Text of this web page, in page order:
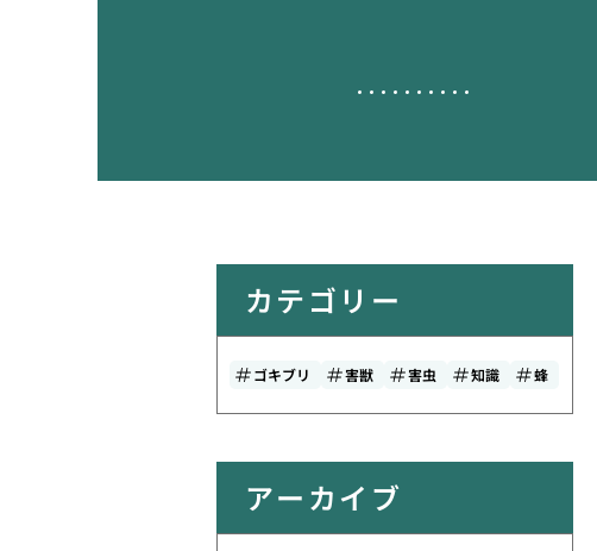
カテゴリー
ゴキブリ 害獣 害虫 知識 蜂
アーカイブ